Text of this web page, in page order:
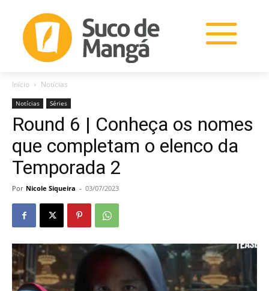
Início Notícias
Notícias Séries
Round 6 | Conheça os nomes
que completam o elenco da
Temporada 2
Por Nicole Siqueira - 03/07/2023